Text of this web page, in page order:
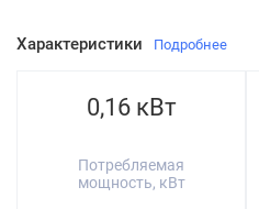
Характеристики Подробнее
0,16 кВт
Потребляемая
мощность, кВт